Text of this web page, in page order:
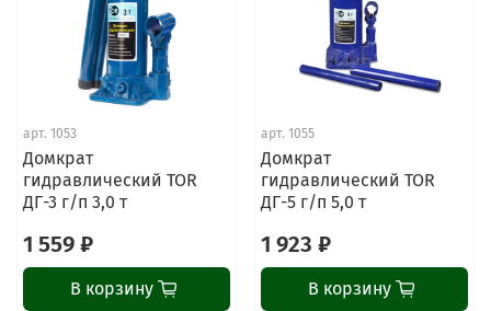
арт. 1053
Домкрат
гидравлический TOR
ДГ-3 г/п 3,0 т
1 559 ₽
В корзину
арт. 1055
Домкрат
гидравлический TOR
ДГ-5 г/п 5,0 т
1 923 ₽
В корзину